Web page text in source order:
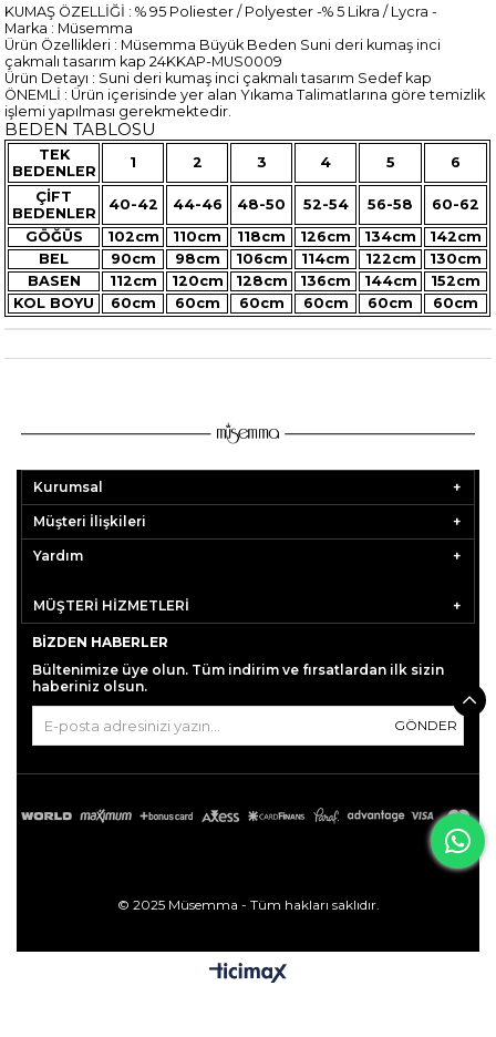
KUMAŞ ÖZELLİĞİ : % 95 Poliester / Polyester -% 5 Likra / Lycra -
Marka : Müsemma
Ürün Özellikleri : Müsemma Büyük Beden Suni deri kumaş inci
çakmalı tasarım kap 24KKAP-MUS0009
Ürün Detayı : Suni deri kumaş inci çakmalı tasarım Sedef kap
ÖNEMLİ : Ürün içerisinde yer alan Yıkama Talimatlarına göre temizlik
işlemi yapılması gerekmektedir.
BEDEN TABLOSU
TEK
BEDENLER
1 2 3 4 5 6
ÇİFT
BEDENLER
40-42 44-46 48-50 52-54 56-58
60-62
GÖĞÜS
102cm 110cm 118cm 126cm 134cm
142cm
BEL
90cm 98cm 106cm 114cm 122cm
130cm
BASEN
112cm 120cm 128cm 136cm 144cm
152cm
KOL BOYU
60cm 60cm 60cm 60cm 60cm 60cm
Kurumsal
Müşteri İlişkileri
Yardım
MÜŞTERİ HİZMETLERİ
BIZDEN HABERLER
Bültenimize üye olun. Tüm indirim ve fırsatlardan ilk sizin
haberiniz olsun.
GÖNDER
© 2025 Müsemma - Tüm hakları saklıdır.